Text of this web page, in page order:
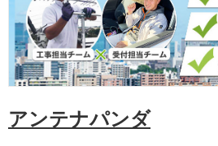
アンテナパンダ